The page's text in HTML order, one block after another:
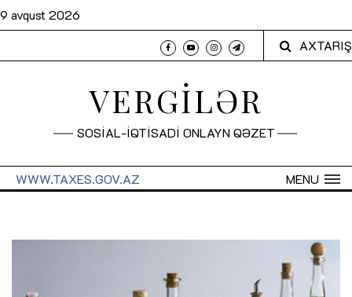
9 avqust 2026
AXTARIŞ
VERGİLƏR
SOSİAL-İQTİSADİ ONLAYN QƏZET
MENU
WWW.TAXES.GOV.AZ